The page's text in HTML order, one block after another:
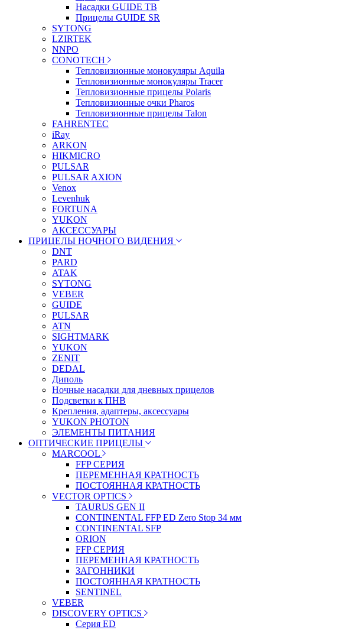
Насадки GUIDE TB
Прицелы GUIDE SR
SYTONG
LZIRTEK
NNPO
CONOTECH
Тепловизионные монокуляры Aquila
Тепловизионные монокуляры Tracer
Тепловизионные прицелы Polaris
Тепловизионные очки Pharos
Тепловизионные прицелы Talon
FAHRENTEC
iRay
ARKON
HIKMICRO
PULSAR
PULSAR AXION
Venox
Levenhuk
FORTUNA
YUKON
АКСЕССУАРЫ
ПРИЦЕЛЫ НОЧНОГО ВИДЕНИЯ
DNT
PARD
ATAK
SYTONG
VEBER
GUIDE
PULSAR
ATN
SIGHTMARK
YUKON
ZENIT
DEDAL
Диполь
Ночные насадки для дневных прицелов
Подсветки к ПНВ
Крепления, адаптеры, аксессуары
YUKON PHOTON
ЭЛЕМЕНТЫ ПИТАНИЯ
ОПТИЧЕСКИЕ ПРИЦЕЛЫ
MARCOOL
FFP СЕРИЯ
ПЕРЕМЕННАЯ КРАТНОСТЬ
ПОСТОЯННАЯ КРАТНОСТЬ
VECTOR OPTICS
TAURUS GEN II
CONTINENTAL FFP ED Zero Stop 34 мм
CONTINENTAL SFP
ORION
FFP СЕРИЯ
ПЕРЕМЕННАЯ КРАТНОСТЬ
ЗАГОННИКИ
ПОСТОЯННАЯ КРАТНОСТЬ
SENTINEL
VEBER
DISCOVERY OPTICS
Серия ED